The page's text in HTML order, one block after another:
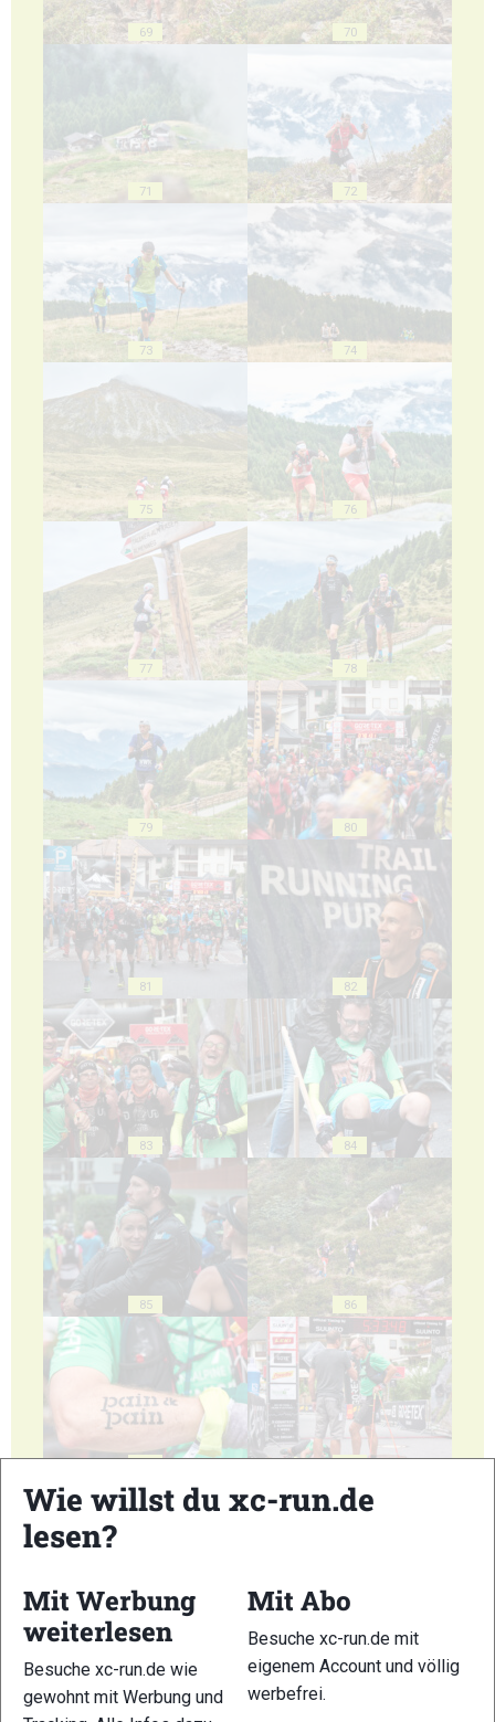
69 70
71 72
73 74
75 76
77 78
79 80
81 82
83 84
85 86
87 88
Wie willst du xc-run.de
lesen?
Mit Werbung
weiterlesen
Besuche xc-run.de wie
gewohnt mit Werbung und
Mit Abo
Besuche xc-run.de mit
eigenem Account und völlig
werbefrei.